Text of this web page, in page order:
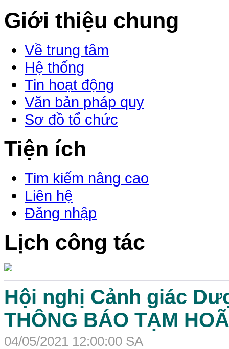
Giới thiệu chung
Về trung tâm
Hệ thống
Tin hoạt động
Văn bản pháp quy
Sơ đồ tổ chức
Tiện ích
Tim kiếm nâng cao
Liên hệ
Đăng nhập
Lịch công tác
Hội nghị Cảnh giác
THÔNG BÁO TẠM
04/05/2021 12:00:00 SA